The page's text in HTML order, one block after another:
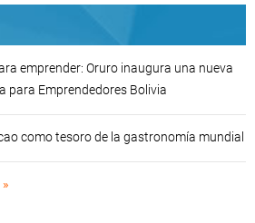
emprender: Oruro inaugura una nueva
para Emprendedores Bolivia
como tesoro de la gastronomía mundial